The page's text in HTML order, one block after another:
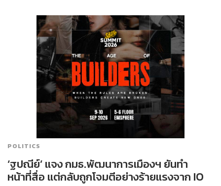
POLITICS
‘ฐปณีย์’ แจง กมธ.พัฒนาการเมืองฯ ยันทำ
หน้าที่สื่อ แต่กลับถูกโจมตีอย่างร้ายแรงจาก IO